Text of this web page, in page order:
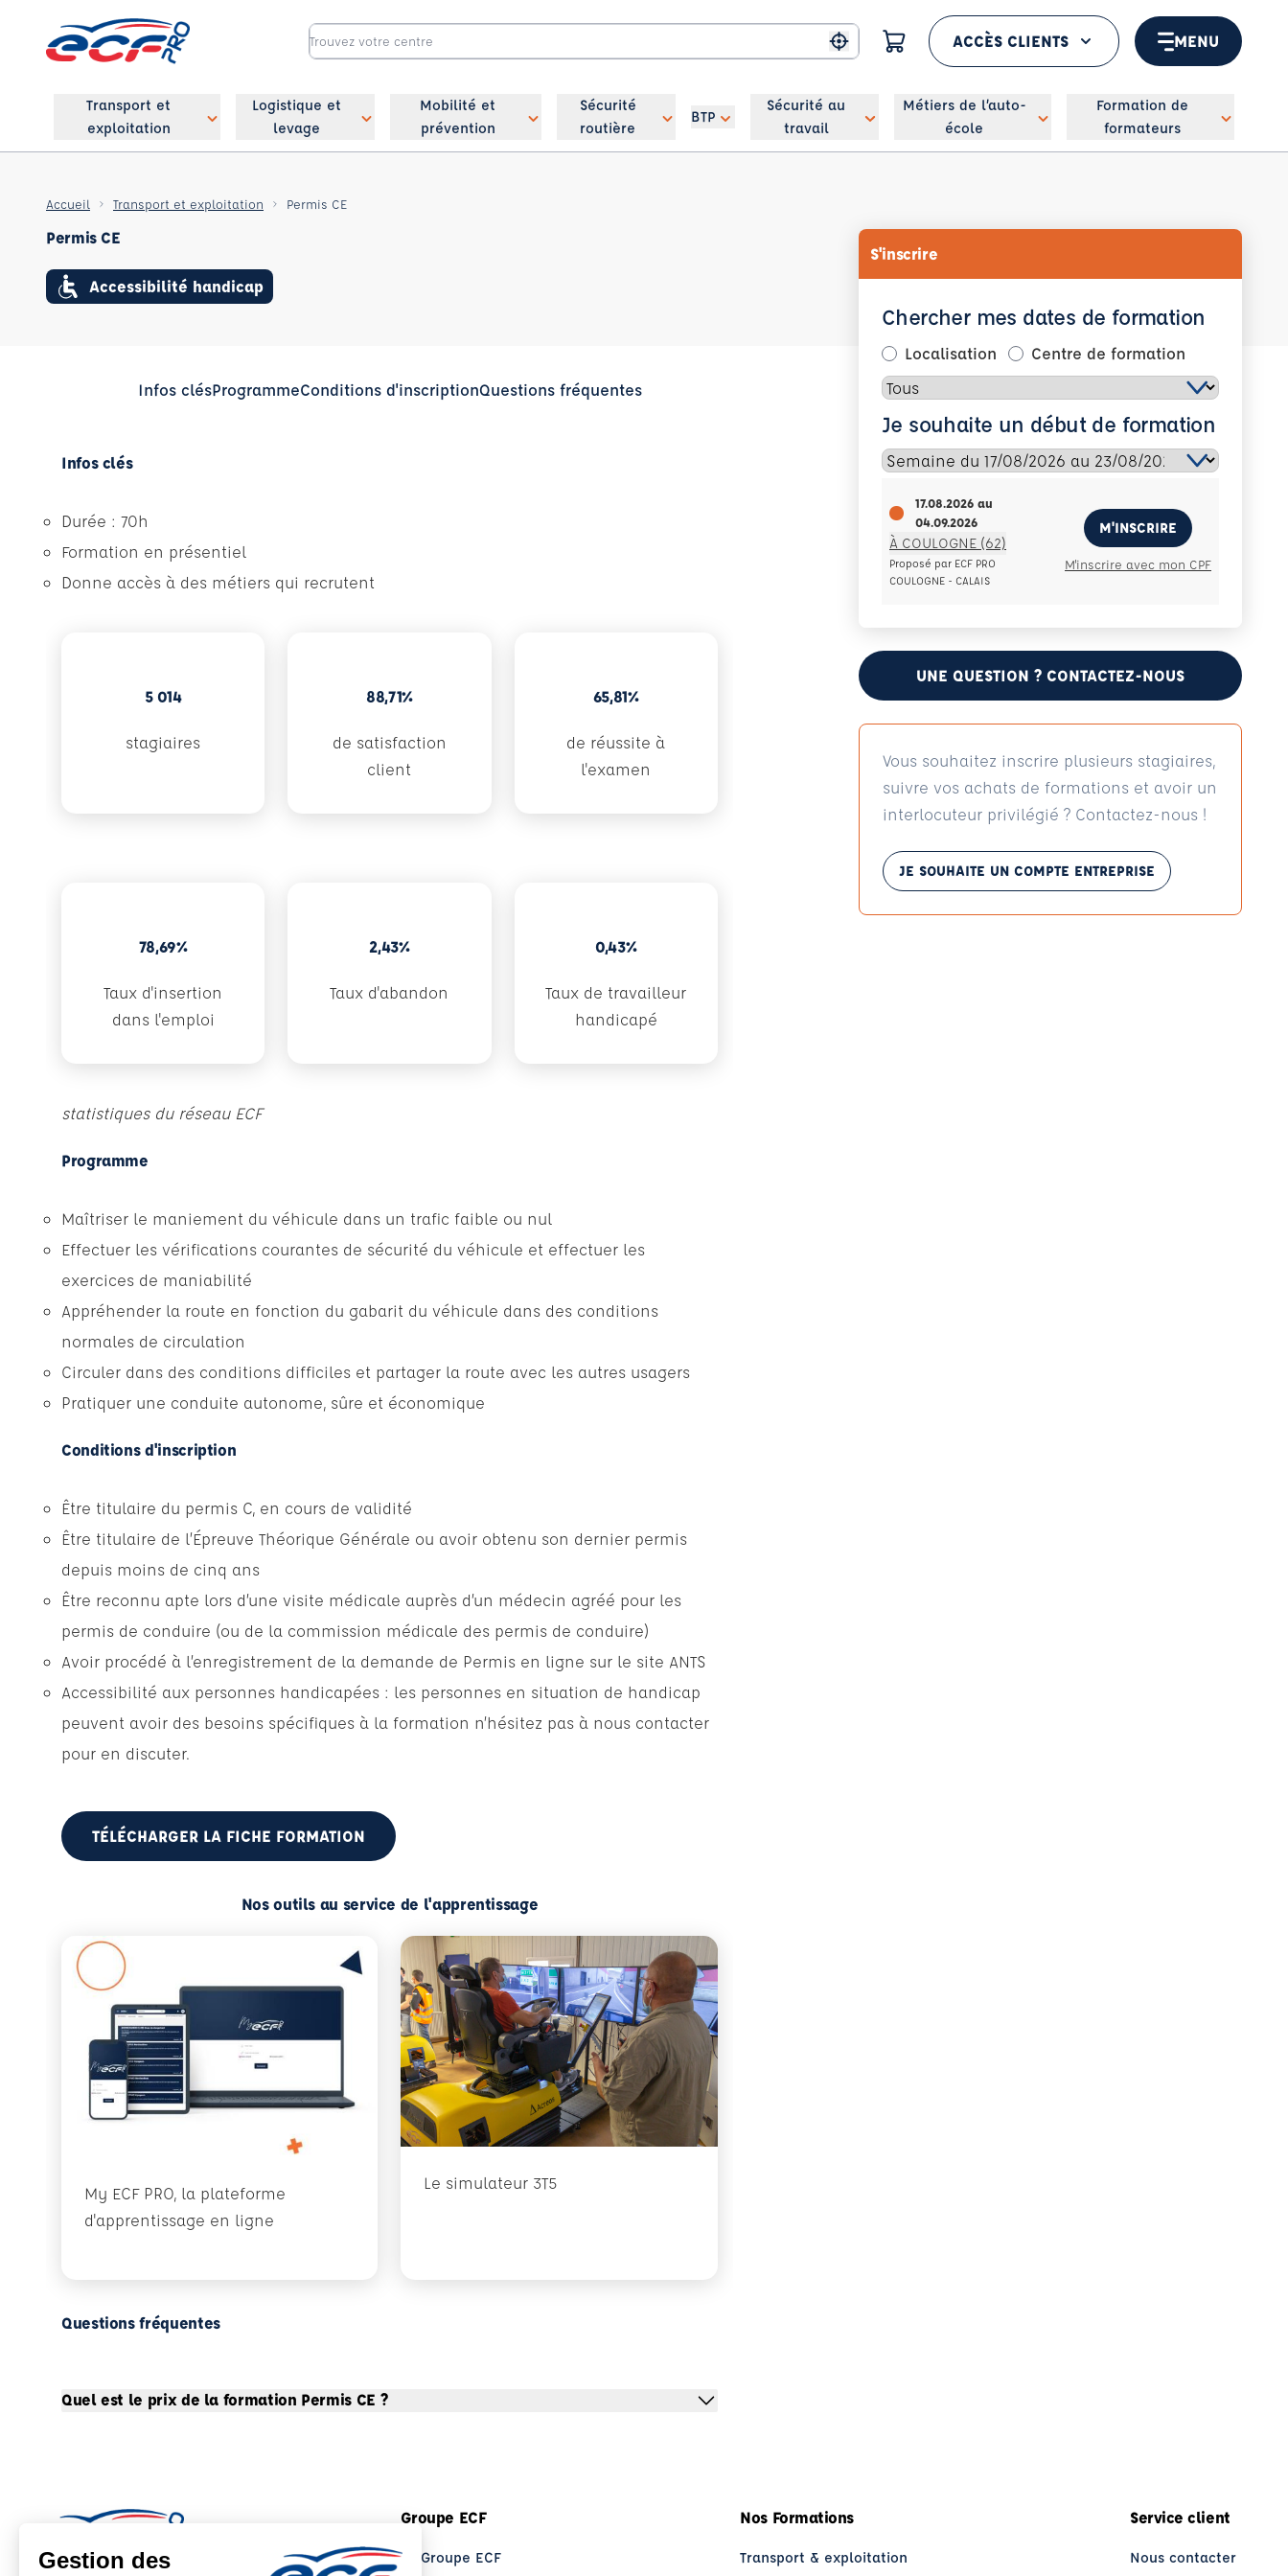
Me géolocaliser
ACCÈS CLIENTS MENU
Transport et
exploitation
Logistique et
levage
Mobilité et
prévention
Sécurité
routière
BTP
Sécurité au
travail
Métiers de l’auto-
école
Formation de
formateurs
Accueil Transport et exploitation Permis CE
Permis CE
Accessibilité handicap
Infos clésProgrammeConditions d'inscriptionQuestions fréquentes
Infos clés
Durée : 70h
Formation en présentiel
Donne accès à des métiers qui recrutent
5 014
stagiaires
88,71%
de satisfaction
client
65,81%
de réussite à
l'examen
78,69%
Taux d'insertion
dans l'emploi
2,43%
Taux d'abandon
0,43%
Taux de travailleur
handicapé
statistiques du réseau ECF
Programme
Maîtriser le maniement du véhicule dans un trafic faible ou nul
Effectuer les vérifications courantes de sécurité du véhicule et effectuer les
exercices de maniabilité
Appréhender la route en fonction du gabarit du véhicule dans des conditions
normales de circulation
Circuler dans des conditions difficiles et partager la route avec les autres usagers
Pratiquer une conduite autonome, sûre et économique
Conditions d'inscription
Être titulaire du permis C, en cours de validité
Être titulaire de l’Épreuve Théorique Générale ou avoir obtenu son dernier permis
depuis moins de cinq ans
Être reconnu apte lors d’une visite médicale auprès d’un médecin agréé pour les
permis de conduire (ou de la commission médicale des permis de conduire)
Avoir procédé à l’enregistrement de la demande de Permis en ligne sur le site ANTS
Accessibilité aux personnes handicapées : les personnes en situation de handicap
peuvent avoir des besoins spécifiques à la formation n’hésitez pas à nous contacter
pour en discuter.
TÉLÉCHARGER LA FICHE FORMATION
Nos outils au service de l'apprentissage
My ECF PRO, la plateforme
d'apprentissage en ligne
Le simulateur 3T5
Questions fréquentes
Quel est le prix de la formation Permis CE ?
S'inscrire
Chercher mes dates de formation
Localisation Centre de formation
Je souhaite un début de formation
17.08.2026 au
04.09.2026
À COULOGNE (62)
Proposé par ECF PRO
COULOGNE - CALAIS
M'INSCRIRE
M'inscrire avec mon CPF
UNE QUESTION ? CONTACTEZ-NOUS
Vous souhaitez inscrire plusieurs stagiaires,
suivre vos achats de formations et avoir un
interlocuteur privilégié ? Contactez-nous !
JE SOUHAITE UN COMPTE ENTREPRISE
Groupe ECF
Le Groupe ECF
Nos Formations
Transport & exploitation
Service client
Nous contacter